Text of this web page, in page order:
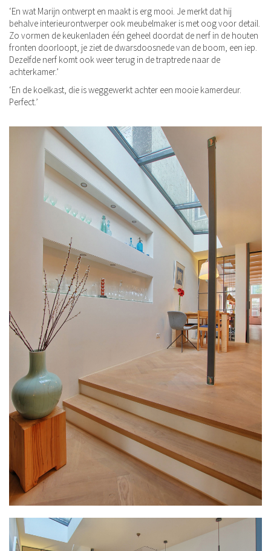
‘En wat Marijn ontwerpt en maakt is erg mooi. Je merkt dat hij
behalve interieurontwerper ook meubelmaker is met oog voor detail.
Zo vormen de keukenladen één geheel doordat de nerf in de houten
fronten doorloopt, je ziet de dwarsdoosnede van de boom, een iep.
Dezelfde nerf komt ook weer terug in de traptrede naar de
achterkamer.’
‘En de koelkast, die is weggewerkt achter een mooie kamerdeur.
Perfect.’